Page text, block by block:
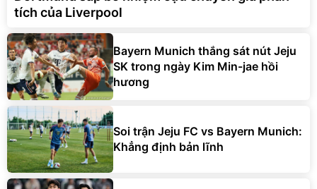
tích của Liverpool
Bayern Munich thắng sát nút Jeju
SK trong ngày Kim Min-jae hồi
hương
Soi trận Jeju FC vs Bayern Munich:
Khẳng định bản lĩnh